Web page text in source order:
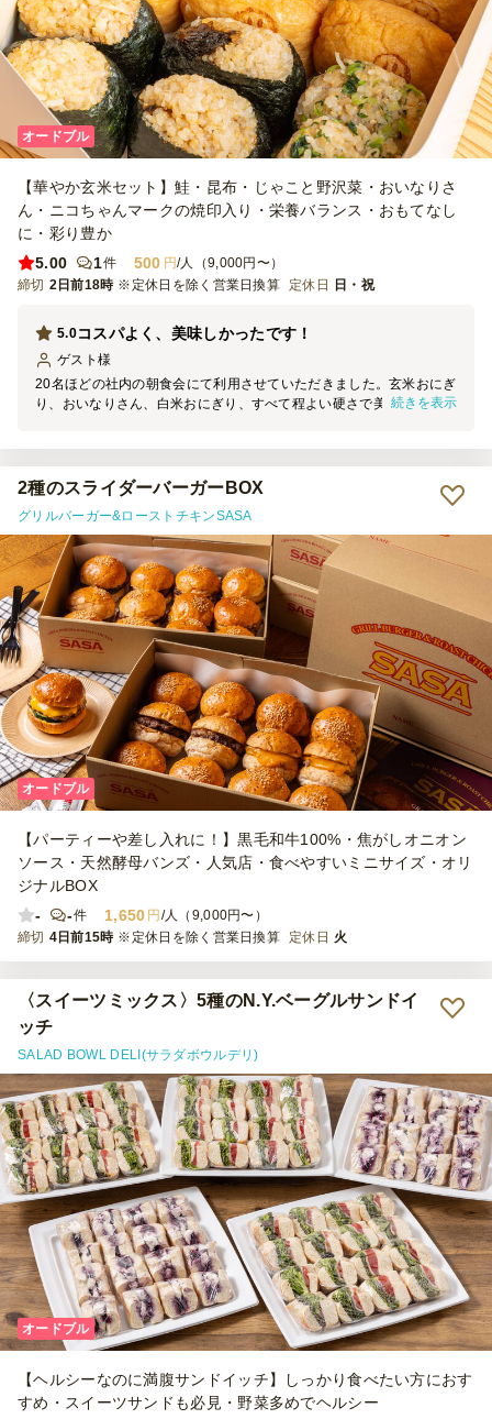
オードブル
【華やか玄米セット】鮭・昆布・じゃこと野沢菜・おいなりさ
ん・ニコちゃんマークの焼印入り・栄養バランス・おもてなし
に・彩り豊か
5.00
1件 500 円/人（9,000円〜）
締切 2日前18時 ※定休日を除く営業日換算 定休日 日・祝
コスパよく、美味しかったです！
5.0
ゲスト 様
20名ほどの社内の朝食会にて利用させていただきました。玄米おにぎ
り、おいなりさん、白米おにぎり、すべて程よい硬さで美味しく、参
続きを表示
2種のスライダーバーガーBOX
グリルバーガー&ローストチキンSASA
オードブル
【パーティーや差し入れに！】黒毛和牛100%・焦がしオニオン
ソース・天然酵母バンズ・人気店・食べやすいミニサイズ・オリ
ジナルBOX
-
-件 1,650 円 /人（9,000円〜）
締切 4日前15時 ※定休日を除く営業日換算 定休日 火
〈スイーツミックス〉5種のN.Y.ベーグルサンドイ
ッチ
SALAD BOWL DELI(サラダボウルデリ)
オードブル
【ヘルシーなのに満腹サンドイッチ】しっかり食べたい方におす
すめ・スイーツサンドも必見・野菜多めでヘルシー